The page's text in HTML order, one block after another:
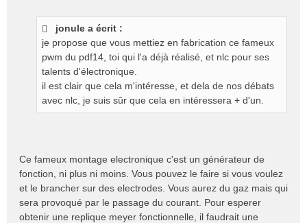
jonule a écrit :
je propose que vous mettiez en fabrication ce fameux
pwm du pdf14, toi qui l'a déjà réalisé, et nlc pour ses
talents d'électronique.
il est clair que cela m'intéresse, et dela de nos débats
avec nlc, je suis sûr que cela en intéressera + d'un.
Ce fameux montage electronique c'est un générateur de
fonction, ni plus ni moins. Vous pouvez le faire si vous voulez
et le brancher sur des electrodes. Vous aurez du gaz mais qui
sera provoqué par le passage du courant. Pour esperer
obtenir une replique meyer fonctionnelle, il faudrait une